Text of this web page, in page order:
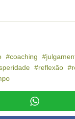
coaching
reflexão